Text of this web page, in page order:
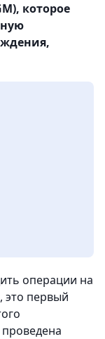
которое
операции на
это первый